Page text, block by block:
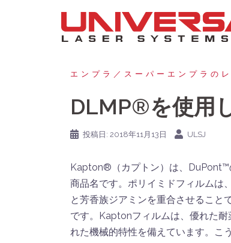
エンプラ／スーパーエンプラの
DLMP®を使用
投稿日: 2018年11月13日 ULSJ
Kapton®（カプトン）は、DuPont™
商品名です。ポリイミドフィルムは
と芳香族ジアミンを重合させること
です。Kaptonフィルムは、優れた
れた機械的特性を備えています。こ